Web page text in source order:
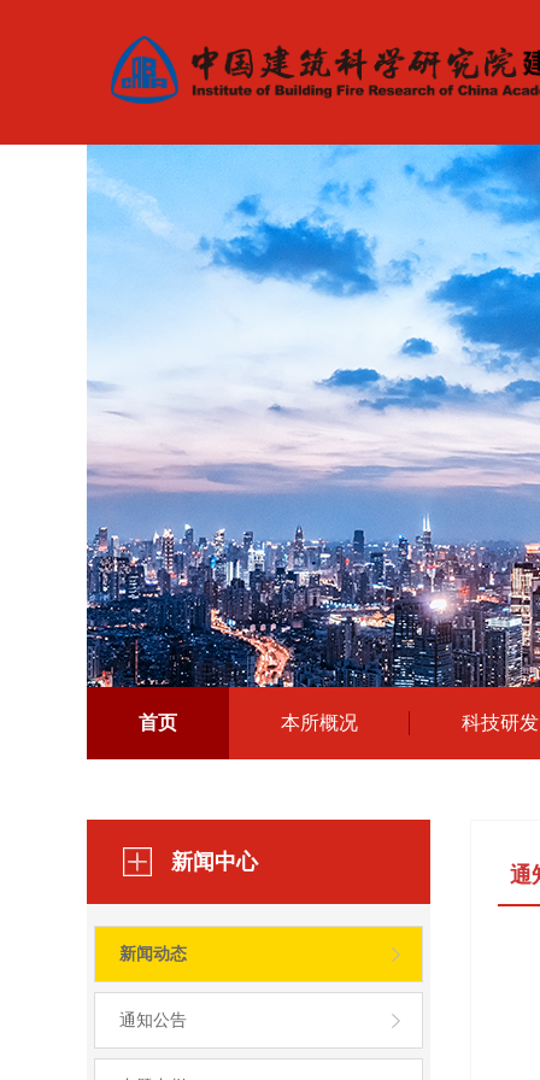
首页 本所概况 科技研发
新闻中心
新闻动态
通知公告
通